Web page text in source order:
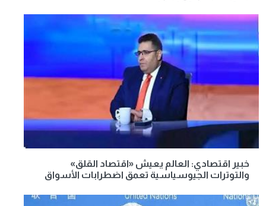
خبير اقتصادي: العالم يعيش «اقتصاد القلق»
والتوترات الجيوسياسية تعمق اضطرابات الأسواق